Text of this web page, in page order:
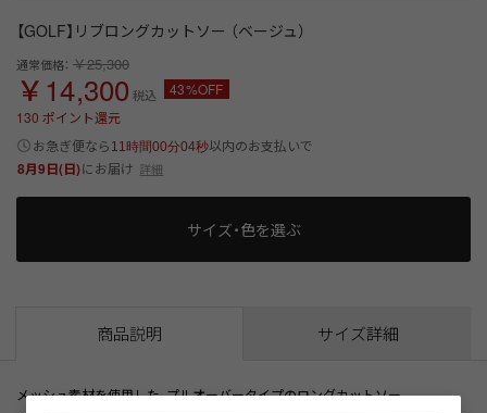
【GOLF】リブロングカットソー （ベージュ）
通常価格： ￥25,300
￥14,300 税込
43%OFF
130 ポイント還元
お急ぎ便なら 11時間00分04秒以内のお支払いで
8月9日(日)にお届け 詳細
サイズ・色を選ぶ
商品説明 サイズ詳細
メッシュ素材を使用した、プルオーバータイプのロングカットソー。